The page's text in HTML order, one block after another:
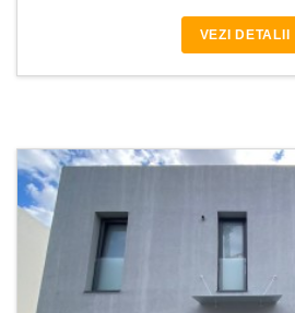
VEZI DETALII